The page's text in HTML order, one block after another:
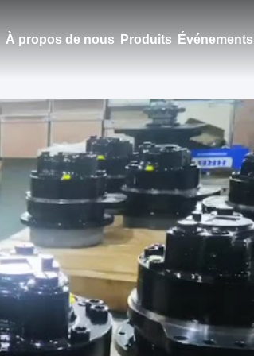
À propos de nous Produits Événements